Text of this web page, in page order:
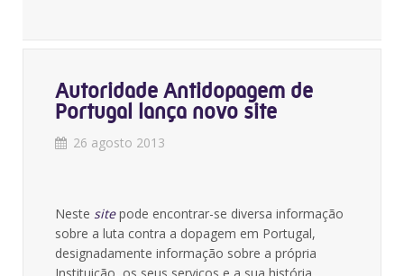
Autoridade Antidopagem de
Portugal lança novo site
26 agosto 2013
Neste sitepode encontrar-se diversa informação
sobre a luta contra a dopagem em Portugal,
designadamente informação sobre a própria